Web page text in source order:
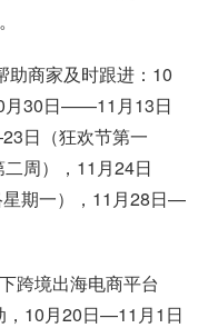
助商家及时跟进：10
月30日——11月13日
日（狂欢节第一
周），11月24日
星期一），11月28日—
跨境出海电商平台
，10月20日—11月1日